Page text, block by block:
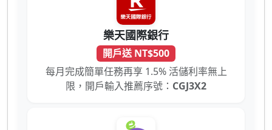
樂天國際銀行
開戶送 NT$500
每月完成簡單任務再享 1.5% 活儲利率無上
限，開戶輸入推薦序號： CGJ3X2